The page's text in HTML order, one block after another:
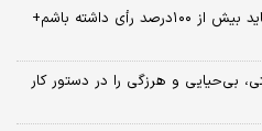
ترامپ: در نظرسنجی‌های اقتصادی باید بیش از ۱۰۰درصد رأی داشته باشم+
بی‌حیایی و هرزگی را در دستور کار